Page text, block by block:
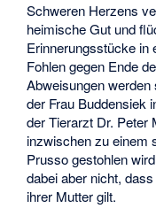
Schweren Herzens
heimische Gut und
Erinnerungsstücke in
Fohlen gegen Ende
Abweisungen
der Frau Buddensiek
der Tierarzt Dr. Peter
inzwischen zu einem
Prusso gestohlen
dabei aber nicht,
ihrer Mutter gilt.